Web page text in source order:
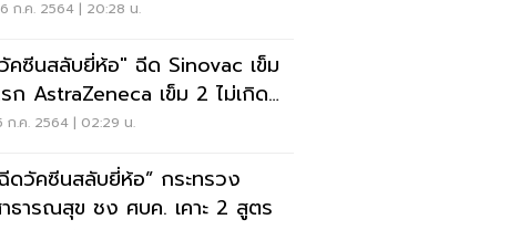
ก.ค. 2564 | 20:28 น.
คซีนสลับยี่ห้อ" ฉีด Sinovac เข็ม
ก AstraZeneca เข็ม 2 ไม่เกิด
ะโยชน์
ก.ค. 2564 | 02:29 น.
ดวัคซีนสลับยี่ห้อ” กระทรวง
ธารณสุข ชง ศบค. เคาะ 2 สูตร